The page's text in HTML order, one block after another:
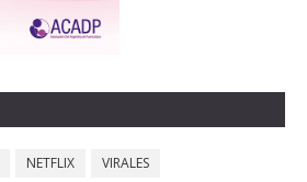
NETFLIX VIRALES